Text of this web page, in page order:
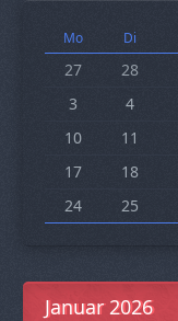
Mo Di
27 28
3
4
10
11
17
18
24
25
Januar 2026